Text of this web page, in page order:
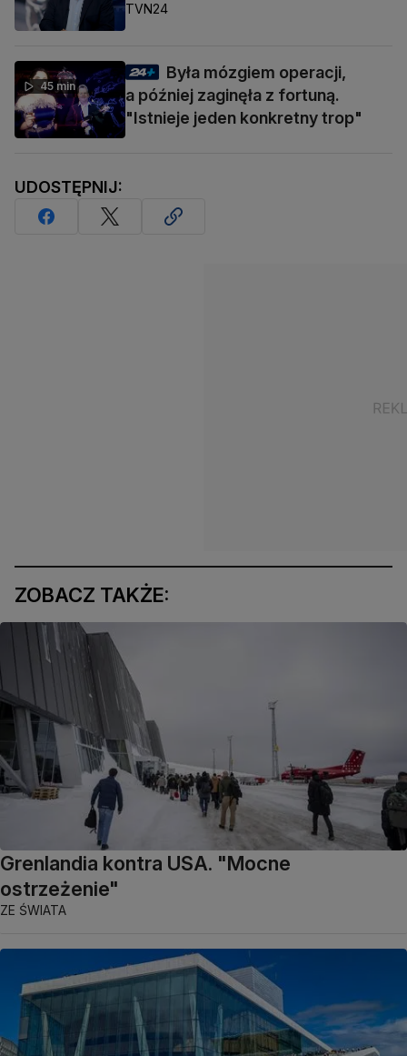
TVN24
45 min
Była mózgiem operacji,
a później zaginęła z fortuną.
"Istnieje jeden konkretny trop"
UDOSTĘPNIJ:
ZOBACZ TAKŻE:
Grenlandia kontra USA. "Mocne
ostrzeżenie"
ZE ŚWIATA